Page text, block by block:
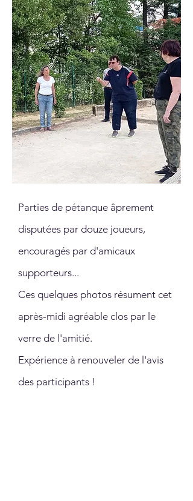
Parties de pétanque âprement
disputées par douze joueurs,
encouragés par d'amicaux
supporteurs...
Ces quelques photos résument cet
après-midi agréable clos par le
verre de l'amitié.
Expérience à renouveler de l'avis
des participants !